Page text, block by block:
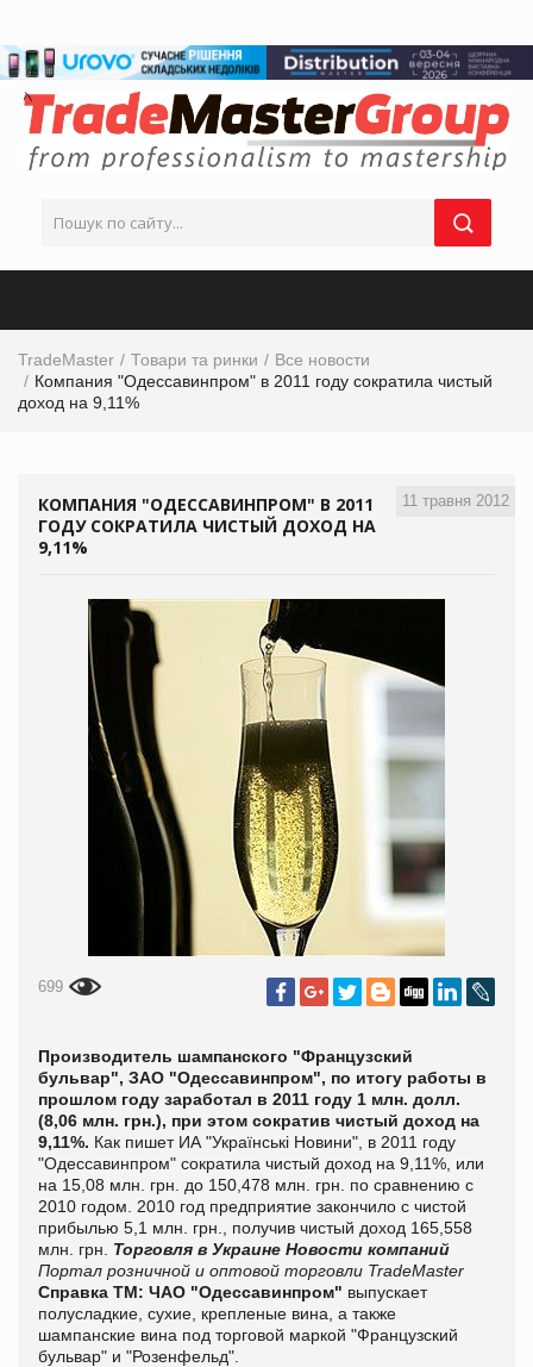
TradeMaster Товари та ринки
Все новости
Компания "Одессавинпром" в 2011 году сократила чистый
доход на 9,11%
11 травня 2012
КОМПАНИЯ "ОДЕССАВИНПРОМ" В 2011
ГОДУ СОКРАТИЛА ЧИСТЫЙ ДОХОД НА
9,11%
699
Производитель шампанского "Французский
бульвар", ЗАО "Одессавинпром", по итогу работы в
прошлом году заработал в 2011 году 1 млн. долл.
(8,06 млн. грн.), при этом сократив чистый доход на
9,11%. Как пишет ИА "Українські Новини", в 2011 году
"Одессавинпром" сократила чистый доход на 9,11%, или
на 15,08 млн. грн. до 150,478 млн. грн. по сравнению с
2010 годом.
2010 год предприятие закончило с чистой
прибылью 5,1 млн. грн., получив чистый доход 165,558
млн. грн.
Торговля в Украине Новости компаний
Портал розничной и оптовой торговли TradeMaster
Справка ТМ: ЧАО "Одессавинпром" выпускает
полусладкие, сухие, крепленые вина, а также
шампанские вина под торговой маркой "Французский
бульвар" и "Розенфельд".